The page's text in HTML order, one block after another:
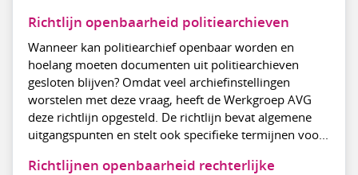
Richtlijn openbaarheid politiearchieven
Wanneer kan politiearchief openbaar worden en
hoelang moeten documenten uit politiearchieven
gesloten blijven? Omdat veel archiefinstellingen
worstelen met deze vraag, heeft de Werkgroep AVG
deze richtlijn opgesteld. De richtlijn bevat algemene
uitgangspunten en stelt ook specifieke termijnen voo...
Richtlijnen openbaarheid rechterlijke